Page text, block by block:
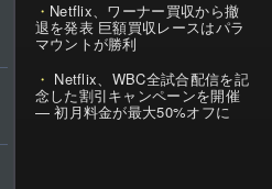
Netflix、ワーナー買収から撤
退を発表 巨額買収レースはパラ
マウントが勝利
Netflix、WBC全試合配信を記
念した割引キャンペーンを開催
— 初月料金が最大50%オフに